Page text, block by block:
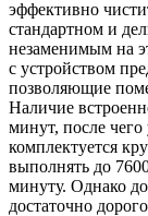
эффективно
стандартном и
незаменимым на
с устройством
позволяющие
Наличие
минут, после
комплектуется
выполнять до
минуту. Однако
достаточно